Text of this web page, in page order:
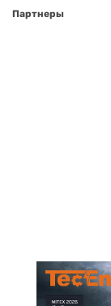
Партнеры